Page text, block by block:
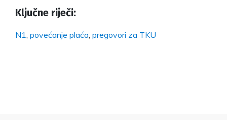
Ključne riječi:
N1 povećanje plaća pregovori za TKU